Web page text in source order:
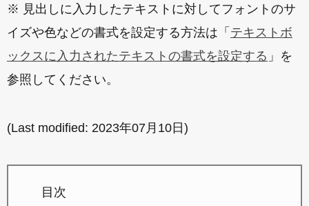
※ 見出しに入力したテキストに対してフォントのサ
イズや色などの書式を設定する方法は「 テキストボ
ックスに入力されたテキストの書式を設定する 」を
参照してください。
(Last modified: 2023年07月10日 )
目次